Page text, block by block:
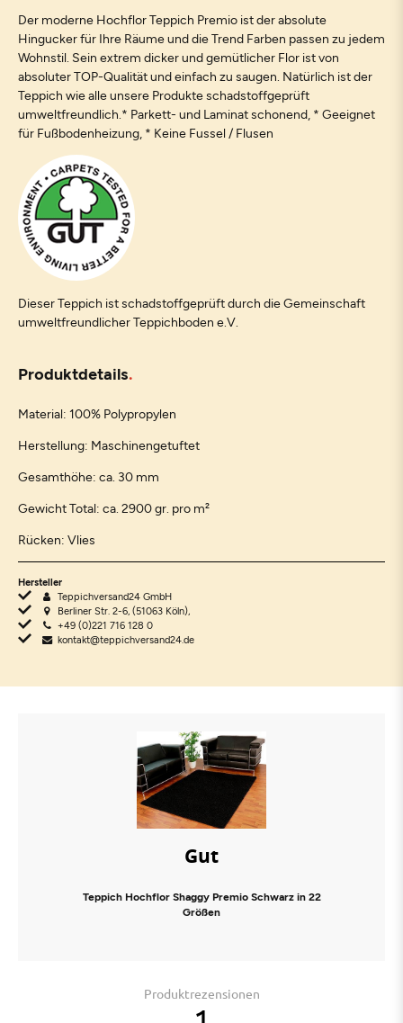
Der moderne Hochflor Teppich Premio ist der absolute
Hingucker für Ihre Räume und die Trend Farben passen zu jedem
Wohnstil. Sein extrem dicker und gemütlicher Flor ist von
absoluter TOP-Qualität und einfach zu saugen. Natürlich ist der
Teppich wie alle unsere Produkte schadstoffgeprüft
umweltfreundlich.* Parkett- und Laminat schonend, * Geeignet
für Fußbodenheizung, * Keine Fussel / Flusen
Dieser Teppich ist schadstoffgeprüft durch die Gemeinschaft
umweltfreundlicher Teppichboden e.V.
Produktdetails
Material: 100% Polypropylen
Herstellung: Maschinengetuftet
Gesamthöhe: ca. 30 mm
Gewicht Total: ca. 2900 gr. pro m²
Rücken: Vlies
Hersteller
Teppichversand24 GmbH
Berliner Str. 2-6, (51063 Köln),
+49 (0)221 716 128 0
kontakt@teppichversand24.de
Gut
Teppich Hochflor Shaggy Premio Schwarz in 22
Größen
Produktrezensionen